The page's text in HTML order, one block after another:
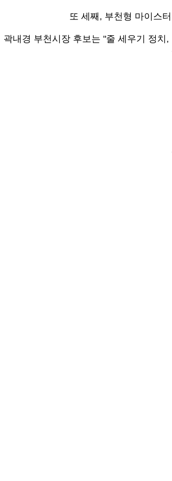
또 세 째, 부천형 마이스
곽내경 부천시장 후보는 "줄 세우기 정치